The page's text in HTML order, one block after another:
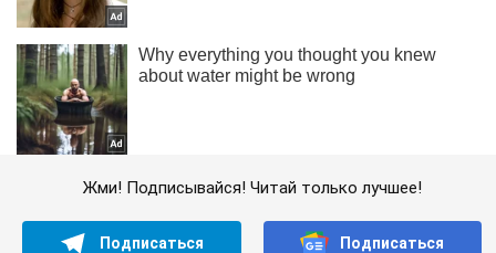
Жми! Подписывайся! Читай только лучшее!
Подписаться Подписаться